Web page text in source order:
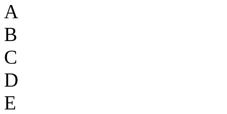
A
B
C
D
E